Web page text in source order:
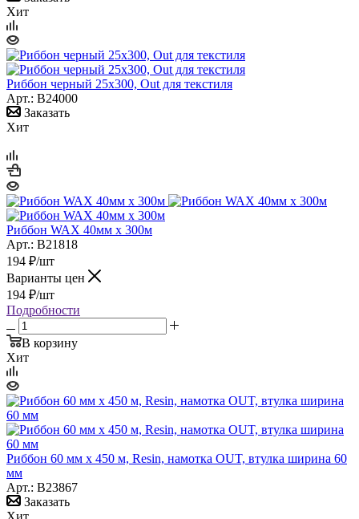
Хит
Риббон черный 25х300, Out для текстиля
Арт.: B24000
Заказать
Хит
Риббон WAX 40мм x 300м
Арт.: B21818
194 ₽/шт
Варианты цен
194 ₽/шт
Подробности
В корзину
Хит
Риббон 60 мм х 450 м, Resin, намотка OUT, втулка ширина 60
мм
Арт.: B23867
Заказать
Хит